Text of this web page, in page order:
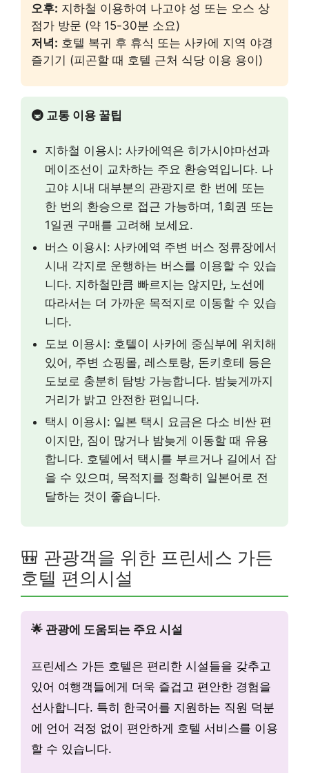
오후: 지하철 이용하여 나고야 성 또는 오스 상
점가 방문 (약 15-30분 소요)
저녁: 호텔 복귀 후 휴식 또는 사카에 지역 야경
즐기기 (피곤할 때 호텔 근처 식당 이용 용이)
🚇 교통 이용 꿀팁
지하철 이용시: 사카에역은 히가시야마선과
메이조선이 교차하는 주요 환승역입니다. 나
고야 시내 대부분의 관광지로 한 번에 또는
한 번의 환승으로 접근 가능하며, 1회권 또는
1일권 구매를 고려해 보세요.
버스 이용시: 사카에역 주변 버스 정류장에서
시내 각지로 운행하는 버스를 이용할 수 있습
니다. 지하철만큼 빠르지는 않지만, 노선에
따라서는 더 가까운 목적지로 이동할 수 있습
니다.
도보 이용시: 호텔이 사카에 중심부에 위치해
있어, 주변 쇼핑몰, 레스토랑, 돈키호테 등은
도보로 충분히 탐방 가능합니다. 밤늦게까지
거리가 밝고 안전한 편입니다.
택시 이용시: 일본 택시 요금은 다소 비싼 편
이지만, 짐이 많거나 밤늦게 이동할 때 유용
합니다. 호텔에서 택시를 부르거나 길에서 잡
을 수 있으며, 목적지를 정확히 일본어로 전
달하는 것이 좋습니다.
🎒 관광객을 위한 프린세스 가든
호텔 편의시설
🌟 관광에 도움되는 주요 시설
프린세스 가든 호텔은 편리한 시설들을 갖추고
있어 여행객들에게 더욱 즐겁고 편안한 경험을
선사합니다. 특히 한국어를 지원하는 직원 덕분
에 언어 걱정 없이 편안하게 호텔 서비스를 이용
할 수 있습니다.